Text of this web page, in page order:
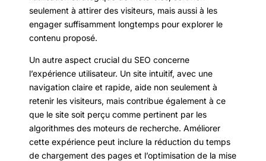
seulement à attirer des visiteurs, mais aussi à les
engager suffisamment longtemps pour explorer le
contenu proposé.
Un autre aspect crucial du SEO concerne
l’expérience utilisateur. Un site intuitif, avec une
navigation claire et rapide, aide non seulement à
retenir les visiteurs, mais contribue également à ce
que le site soit perçu comme pertinent par les
algorithmes des moteurs de recherche. Améliorer
cette expérience peut inclure la réduction du temps
de chargement des pages et l’optimisation de la mise